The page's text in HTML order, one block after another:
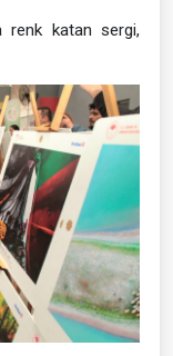
renk katan sergi,